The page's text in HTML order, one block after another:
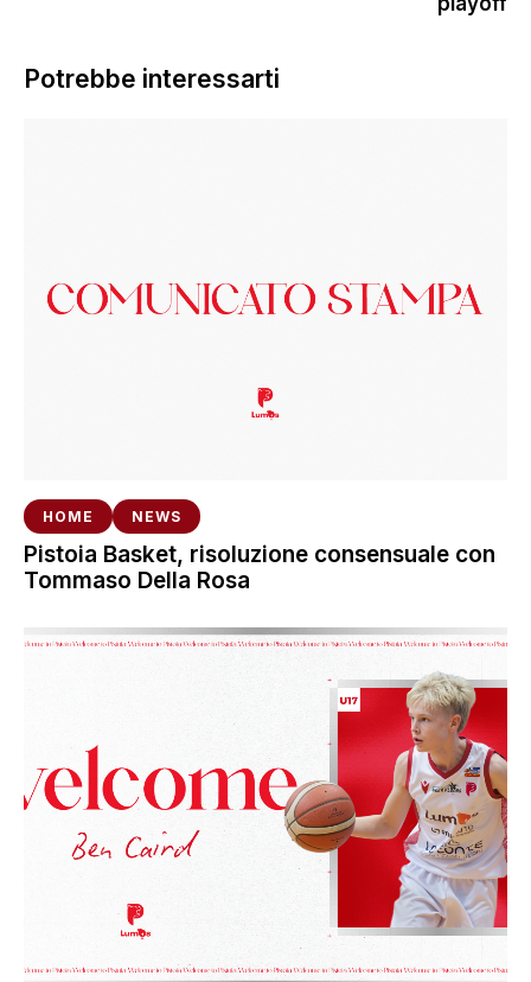
Potrebbe interessarti
HOME NEWS
Pistoia Basket, risoluzione consensuale con
Tommaso Della Rosa